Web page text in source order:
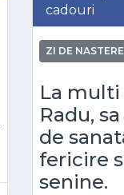
cadouri
ZI DE NASTERE
La multi
Radu,
de
fericire
senine.